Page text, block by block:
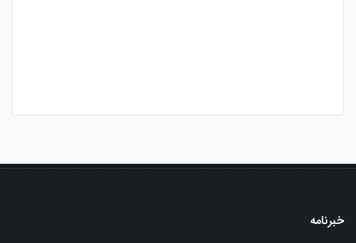
خبرنامه